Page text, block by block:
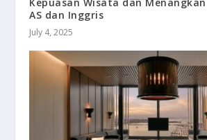
AS dan Inggris
July 4, 2025